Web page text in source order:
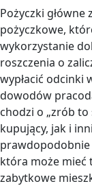
Pożyczki
pożyczkowe,
wykorzystanie
roszczenia o
wypłacić odcinki
dowodów
chodzi o „zrób to
kupujący, jak i
prawdopodobnie
która może mieć
zabytkowe